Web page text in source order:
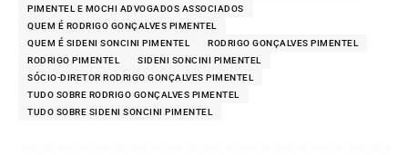
PIMENTEL E MOCHI ADVOGADOS ASSOCIADOS
QUEM É RODRIGO GONÇALVES PIMENTEL
QUEM É SIDENI SONCINI PIMENTEL
RODRIGO GONÇALVES PIMENTEL
RODRIGO PIMENTEL
SIDENI SONCINI PIMENTEL
SÓCIO-DIRETOR RODRIGO GONÇALVES PIMENTEL
TUDO SOBRE RODRIGO GONÇALVES PIMENTEL
TUDO SOBRE SIDENI SONCINI PIMENTEL